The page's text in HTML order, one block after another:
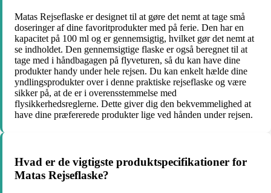
Matas Rejseflaske er designet til at gøre det nemt at tage små
doseringer af dine favoritprodukter med på ferie. Den har en
kapacitet på 100 ml og er gennemsigtig, hvilket gør det nemt at
se indholdet. Den gennemsigtige flaske er også beregnet til at
tage med i håndbagagen på flyveturen, så du kan have dine
produkter handy under hele rejsen. Du kan enkelt hælde dine
yndlingsprodukter over i denne praktiske rejseflaske og være
sikker på, at de er i overensstemmelse med
flysikkerhedsreglerne. Dette giver dig den bekvemmelighed at
have dine præfererede produkter lige ved hånden under rejsen.
Hvad er de vigtigste produktspecifikationer for
Matas Rejseflaske?